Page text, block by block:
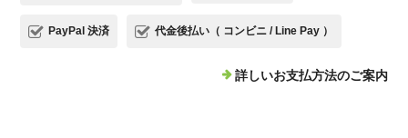
PayPal 決済 代金後払い（ コンビニ / Line Pay ）
詳しいお支払方法のご案内